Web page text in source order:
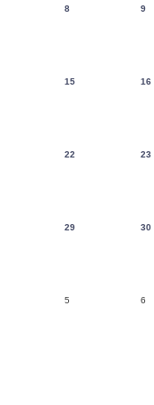
8 9
15 16
22 23
29 30
5 6